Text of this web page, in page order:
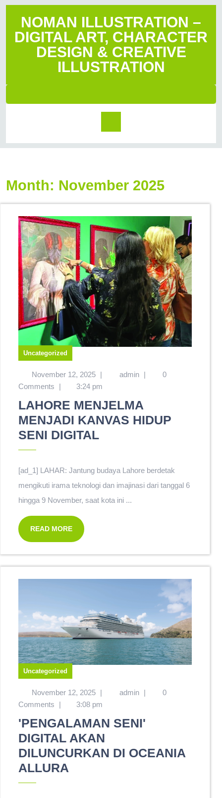
NOMAN ILLUSTRATION –
DIGITAL ART, CHARACTER
DESIGN & CREATIVE
ILLUSTRATION
Month: November 2025
Uncategorized
November 12, 2025 | admin |
0
Comments
| 3:24 pm
LAHORE MENJELMA
MENJADI KANVAS HIDUP
SENI DIGITAL
[ad_1] LAHAR: Jantung budaya Lahore berdetak
mengikuti irama teknologi dan imajinasi dari tanggal 6
hingga 9 November, saat kota ini ...
READ MORE
Uncategorized
November 12, 2025 | admin |
0
Comments
| 3:08 pm
'PENGALAMAN SENI'
DIGITAL AKAN
DILUNCURKAN DI OCEANIA
ALLURA